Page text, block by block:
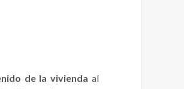
de la vivienda al